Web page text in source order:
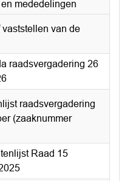
mededelingen
van de
raadsvergadering 26
raadsvergadering
(zaaknummer
Raad 15